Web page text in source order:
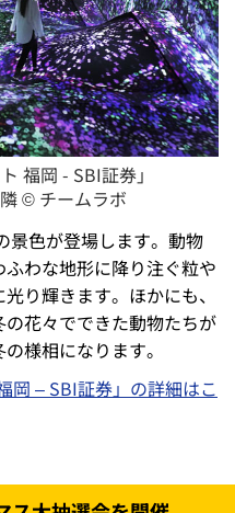
福岡 - SBI証券」
© チームラボ
景色が登場します。動物
わな地形に降り注ぐ粒や
り輝きます。ほかにも、
花々でできた動物たちが
様相になります。
岡 – SBI証券」の詳細はこ